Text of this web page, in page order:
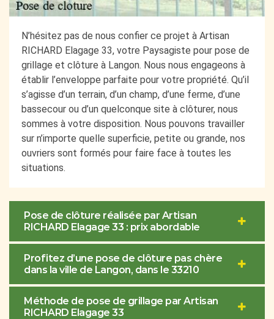
N’hésitez pas de nous confier ce projet à Artisan
RICHARD Elagage 33, votre Paysagiste pour pose de
grillage et clôture à Langon. Nous nous engageons à
établir l’enveloppe parfaite pour votre propriété. Qu’il
s’agisse d’un terrain, d’un champ, d’une ferme, d’une
bassecour ou d’un quelconque site à clôturer, nous
sommes à votre disposition. Nous pouvons travailler
sur n’importe quelle superficie, petite ou grande, nos
ouvriers sont formés pour faire face à toutes les
situations.
Pose de clôture réalisée par Artisan
RICHARD Elagage 33 : prix abordable
Profitez d’une pose de clôture pas chère
dans la ville de Langon, dans le 33210
Méthode de pose de grillage par Artisan
RICHARD Elagage 33